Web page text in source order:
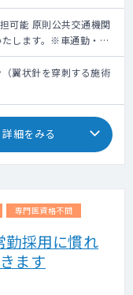
可能 原則公共交通機関
します。※車通勤・タ
翼状針を穿刺する施術
詳細をみる
専門医資格不問
勤採用に慣れ
ます